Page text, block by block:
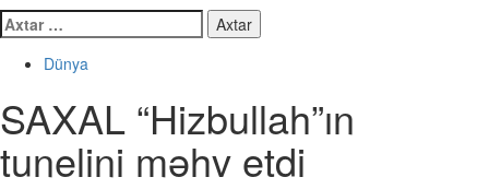
Axtarış:
Dünya
SAXAL “Hizbullah”ın
tunelini məhv etdi